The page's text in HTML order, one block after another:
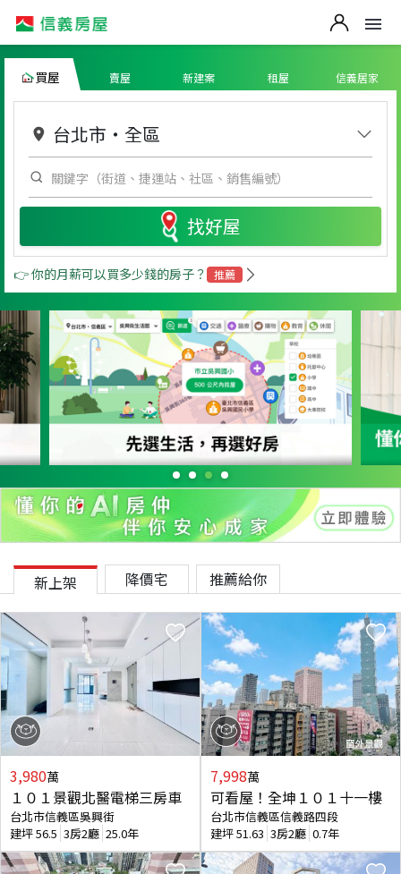
買屋 賣屋 新建案 租屋 信義居家
台北市 ・ 全區
找好屋
👉 你的月薪可以買多少錢的房子？ 推薦
新上架 降價宅 推薦給你
3,980萬
１０１景觀北醫電梯三房車
台北市信義區吳興街
建坪56.5 3房2廳 25.0年
7,998萬
可看屋！全坤１０１十一樓
台北市信義區信義路四段
建坪51.63 3房2廳 0.7年